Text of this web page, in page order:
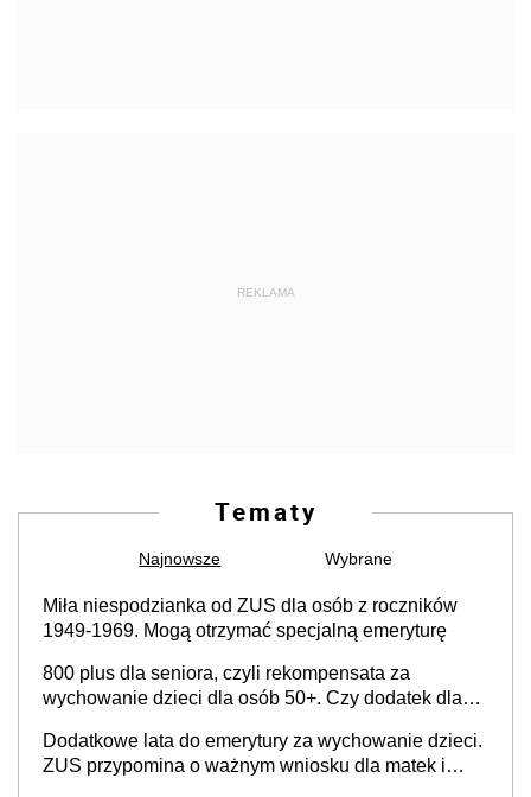
REKLAMA
Tematy
Najnowsze Wybrane
Miła niespodzianka od ZUS dla osób z roczników
1949-1969. Mogą otrzymać specjalną emeryturę
800 plus dla seniora, czyli rekompensata za
wychowanie dzieci dla osób 50+. Czy dodatek dla
Dodatkowe lata do emerytury za wychowanie dzieci.
ZUS przypomina o ważnym wniosku dla matek i